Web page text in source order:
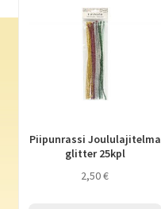
Piipunrassi Joululajitelma
glitter 25kpl
2,50€